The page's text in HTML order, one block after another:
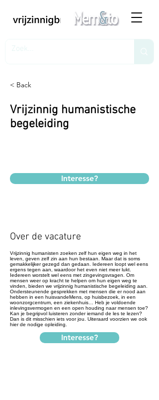
< Back
Vrijzinnig humanistische
begeleiding
Interesse?
Over de vacature
Vrijzinnig humanisten zoeken zelf hun eigen weg in het
leven, geven zelf zin aan hun bestaan. Maar dat is soms
gemakkelijker gezegd dan gedaan. Iedereen loopt wel eens
ergens tegen aan, waardoor het even niet meer lukt.
Iedereen worstelt wel eens met zingevingsvragen. Om
mensen weer op kracht te helpen om hun eigen weg te
vinden, bieden we vrijzinnig humanistische begeleiding aan.
Ondersteunende gesprekken met mensen die er nood aan
hebben in een huisvandeMens, op huisbezoek, in een
woonzorgcentrum, een ziekenhuis… Heb je voldoende
inlevingsvermogen en een open houding naar mensen toe?
Kan je begripvol luisteren zonder iemand de les te lezen?
Dan is dit misschien iets voor jou. Uiteraard voorzien we ook
hier de nodige opleiding.
Interesse?